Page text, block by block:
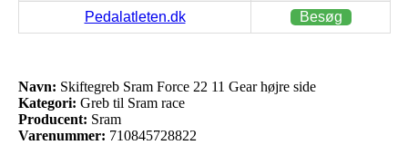
Pedalatleten.dk Besøg
Navn: Skiftegreb Sram Force 22 11 Gear højre side
Kategori: Greb til Sram race
Producent: Sram
Varenummer: 710845728822